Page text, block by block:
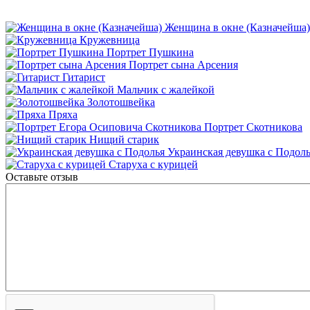
Женщина в окне (Казначейша)
Кружевница
Портрет Пушкина
Портрет сына Арсения
Гитарист
Мальчик с жалейкой
Золотошвейка
Пряха
Портрет Скотникова
Нищий старик
Украинская девушка с
Старуха с курицей
Оставьте отзыв